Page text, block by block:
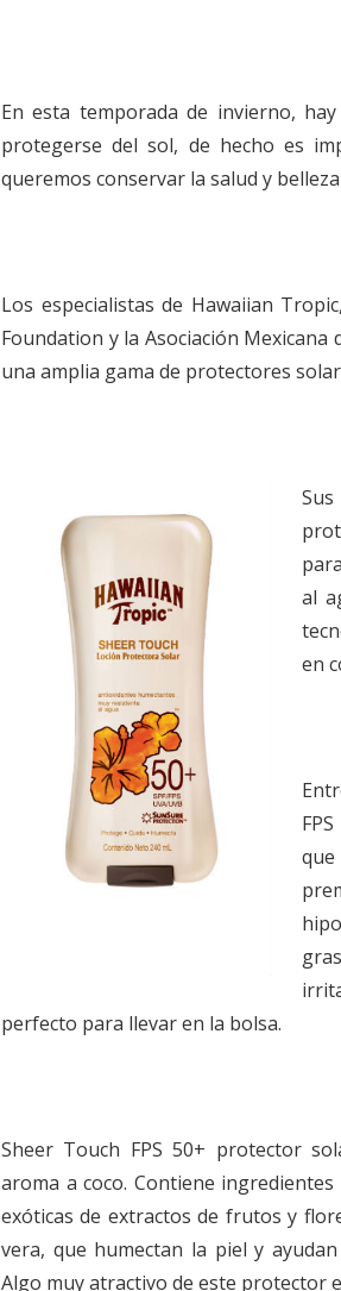
En esta temporada de invierno,
protegerse del sol, de hecho es
queremos conservar la salud y
Los especialistas de Hawaiian
Foundation y la Asociación Mexicana
una amplia gama de protectores
al
en
perfecto para llevar en la bolsa.
Sheer Touch FPS 50+ protector
aroma a coco. Contiene
exóticas de extractos de frutos y
vera, que humectan la piel y
Algo muy atractivo de este protector